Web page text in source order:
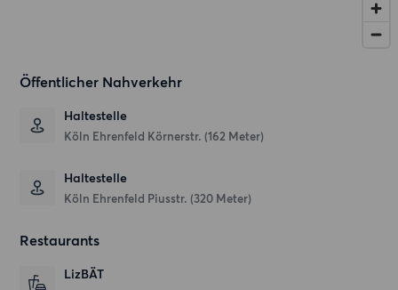
Öffentlicher Nahverkehr
Haltestelle
Köln Ehrenfeld Körnerstr. (162 Meter)
Haltestelle
Köln Ehrenfeld Piusstr. (320 Meter)
Restaurants
LizBÄT